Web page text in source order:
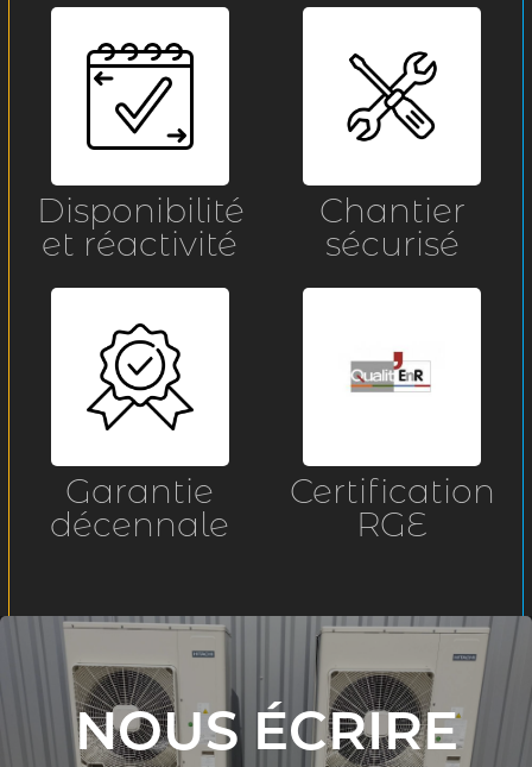
Disponibilité
et réactivité
Chantier
sécurisé
Garantie
décennale
Certification
RGE
NOUS ÉCRIRE